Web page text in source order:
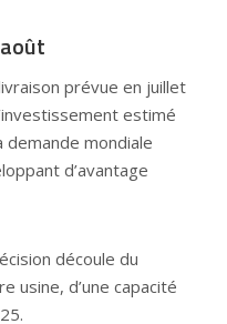
prévue en juillet
estimé
demande mondiale
d’avantage
découle du
usine, d’une capacité